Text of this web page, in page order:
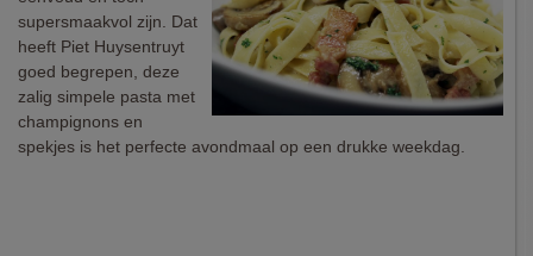
supersmaakvol zijn. Dat
heeft Piet Huysentruyt
goed begrepen, deze
zalig simpele pasta met
champignons en
spekjes is het perfecte avondmaal op een drukke weekdag.